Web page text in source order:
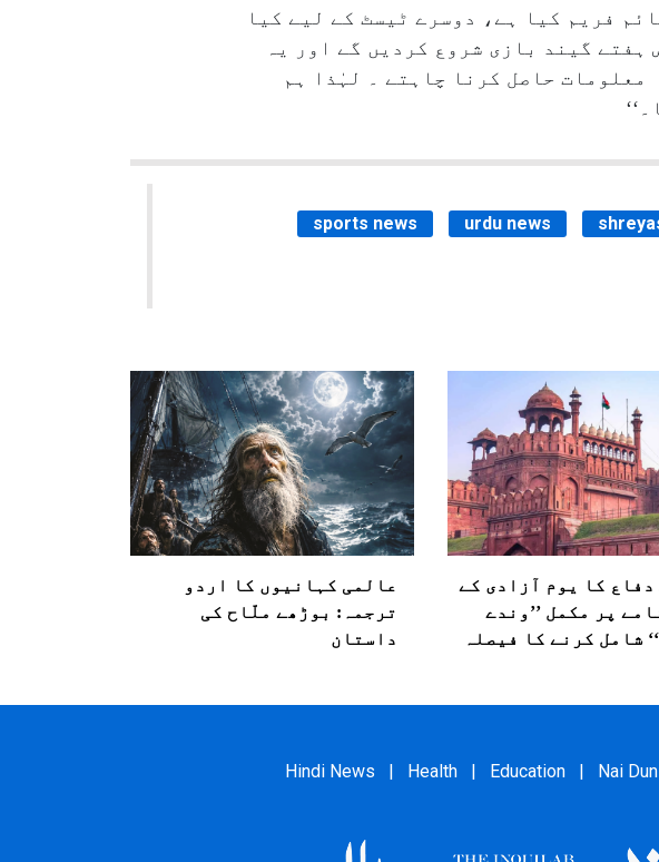
فریم کیا ہے، دوسرے ٹیسٹ کے لیے کیا
گیند بازی شروع کردیں گے اور یہ
حاصل کرنا چاہتے ۔ لہٰذا ہم
sports news urdu news
دفاع کا یوم آزادی کے
پر مکمل ’’وندے
شامل کرنے کا فیصلہ
عالمی کہانیوں کا اردو
ترجمہ: بوڑھے ملّاح کی
داستان
Hindi News | Health | Education | Nai